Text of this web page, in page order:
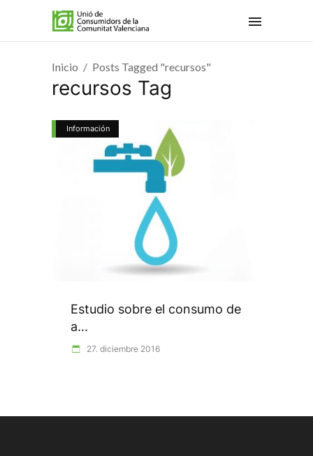
Inicio Posts Tagged "recursos"
recursos Tag
Información
Estudio sobre el consumo de
a...
27. diciembre 2016